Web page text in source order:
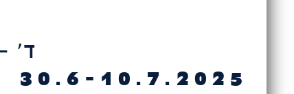
ד׳ -
30.6-10.7.2025